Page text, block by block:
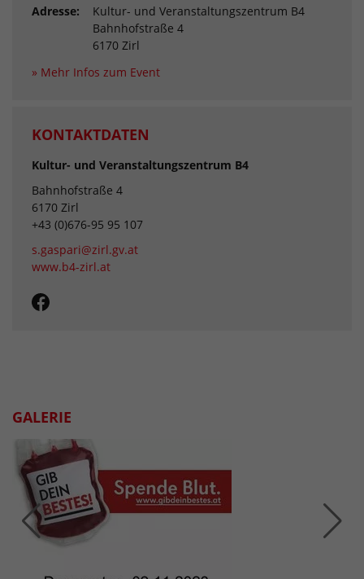
Adresse:
Kultur- und Veranstaltungszentrum B4
Bahnhofstraße 4
6170 Zirl
» Mehr Infos zum Event
KONTAKTDATEN
Kultur- und Veranstaltungszentrum B4
Bahnhofstraße 4
6170 Zirl
+43 (0)676-95 95 107
s.gaspari@zirl.gv.at
www.b4-zirl.at
GALERIE